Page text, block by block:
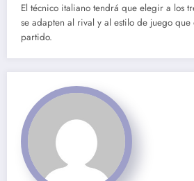
El técnico italiano tendrá que elegir a los
se adapten al rival y al estilo de juego
partido.